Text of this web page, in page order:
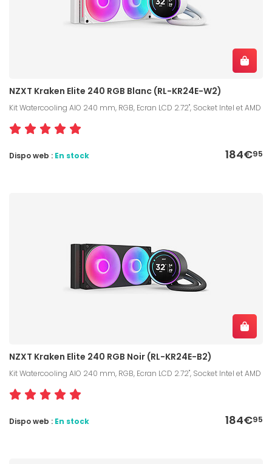
NZXT Kraken Elite 240 RGB Blanc (RL-KR24E-W2)
Kit Watercooling AIO 240 mm, RGB, Ecran LCD 2.72", Socket Intel et AMD
184€95
Dispo web : En stock
NZXT Kraken Elite 240 RGB Noir (RL-KR24E-B2)
Kit Watercooling AIO 240 mm, RGB, Ecran LCD 2.72", Socket Intel et AMD
184€95
Dispo web : En stock